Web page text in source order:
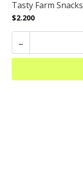
Tasty Farm
$2.200
-